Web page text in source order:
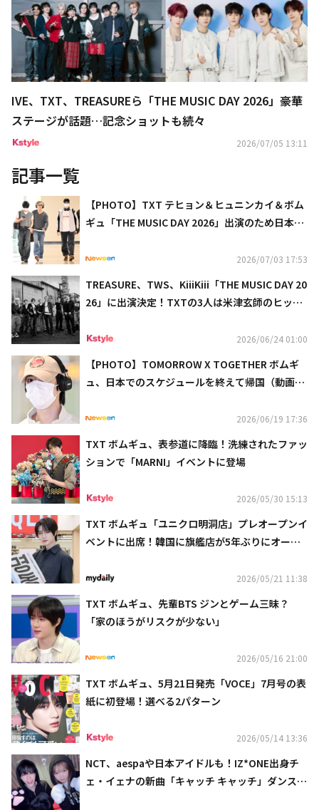
IVE、TXT、TREASUREら「THE MUSIC DAY 2026」豪華
ステージが話題…記念ショットも続々
2026/07/05 13:11
記事一覧
【PHOTO】TXT テヒョン＆ヒュニンカイ＆ボム
ギュ「THE MUSIC DAY 2026」出演のため日本
2026/07/03 17:53
TREASURE、TWS、KiiiKiii「THE MUSIC DAY 20
26」に出演決定！TXTの3人は米津玄師のヒット
2026/06/24 01:00
【PHOTO】TOMORROW X TOGETHER ボムギ
ュ、日本でのスケジュールを終えて帰国（動画あ
2026/06/19 17:36
TXT ボムギュ、表参道に降臨！洗練されたファッ
ションで「MARNI」イベントに登場
2026/05/30 15:13
TXT ボムギュ「ユニクロ明洞店」プレオープンイ
ベントに出席！韓国に旗艦店が5年ぶりにオープ
2026/05/21 11:38
TXT ボムギュ、先輩BTS ジンとゲーム三昧？
「家のほうがリスクが少ない」
2026/05/16 21:00
TXT ボムギュ、5月21日発売「VOCE」7月号の表
紙に初登場！選べる2パターン
2026/05/14 13:36
NCT、aespaや日本アイドルも！IZ*ONE出身チ
ェ・イェナの新曲「キャッチ キャッチ」ダンスが